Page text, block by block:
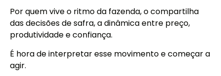
Por quem vive o ritmo da fazenda, o compartilha
das decisões de safra, a dinâmica entre preço,
produtividade e confiança.
É hora de interpretar esse movimento e começar a
agir.